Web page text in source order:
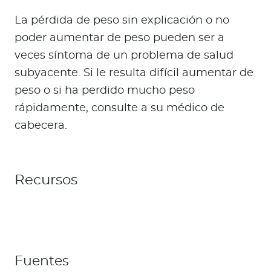
La pérdida de peso sin explicación o no
poder aumentar de peso pueden ser a
veces síntoma de un problema de salud
subyacente. Si le resulta difícil aumentar de
peso o si ha perdido mucho peso
rápidamente, consulte a su médico de
cabecera.
Recursos
Fuentes